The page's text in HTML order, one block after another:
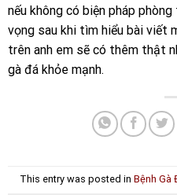
nếu không có biện pháp
vọng sau khi tìm hiểu bài viết
trên anh em sẽ có thêm thật
gà đá khỏe mạnh.
This entry was posted in Bệnh Gà